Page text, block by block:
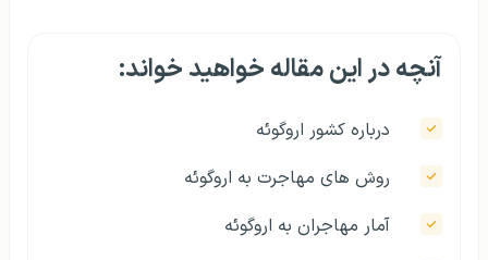
آنچه در این مقاله خواهید خواند:
درباره کشور اروگوئه
روش های مهاجرت به اروگوئه
آمار مهاجران به اروگوئه